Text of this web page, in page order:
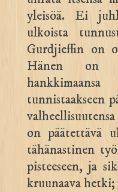
yleisöä. Ei
ulkoista
Gurdjieffin on
Hänen on
tunnistaakseen
on päätettävä
tähänastinen
pisteeseen, ja
kruunaava